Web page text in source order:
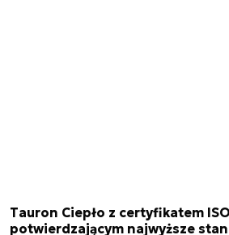
Tauron Ciepło z certyfikatem
potwierdzającym najwyższe